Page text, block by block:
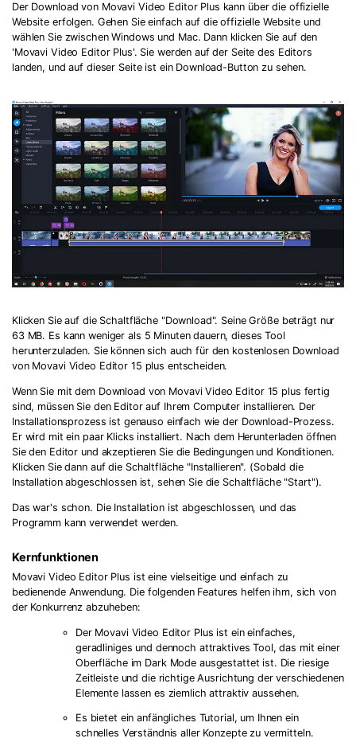
Der Download von Movavi Video Editor Plus kann über die offizielle
Website erfolgen. Gehen Sie einfach auf die offizielle Website und
wählen Sie zwischen Windows und Mac. Dann klicken Sie auf den
'Movavi Video Editor Plus'. Sie werden auf der Seite des Editors
landen, und auf dieser Seite ist ein Download-Button zu sehen.
Klicken Sie auf die Schaltfläche "Download". Seine Größe beträgt nur
63 MB. Es kann weniger als 5 Minuten dauern, dieses Tool
herunterzuladen. Sie können sich auch für den kostenlosen Download
von Movavi Video Editor 15 plus entscheiden.
Wenn Sie mit dem Download von Movavi Video Editor 15 plus fertig
sind, müssen Sie den Editor auf Ihrem Computer installieren. Der
Installationsprozess ist genauso einfach wie der Download-Prozess.
Er wird mit ein paar Klicks installiert. Nach dem Herunterladen öffnen
Sie den Editor und akzeptieren Sie die Bedingungen und Konditionen.
Klicken Sie dann auf die Schaltfläche "Installieren". (Sobald die
Installation abgeschlossen ist, sehen Sie die Schaltfläche "Start").
Das war's schon. Die Installation ist abgeschlossen, und das
Programm kann verwendet werden.
Kernfunktionen
Movavi Video Editor Plus ist eine vielseitige und einfach zu
bedienende Anwendung. Die folgenden Features helfen ihm, sich von
der Konkurrenz abzuheben:
Der Movavi Video Editor Plus ist ein einfaches,
geradliniges und dennoch attraktives Tool, das mit einer
Oberfläche im Dark Mode ausgestattet ist. Die riesige
Zeitleiste und die richtige Ausrichtung der verschiedenen
Elemente lassen es ziemlich attraktiv aussehen.
Es bietet ein anfängliches Tutorial, um Ihnen ein
schnelles Verständnis aller Konzepte zu vermitteln.